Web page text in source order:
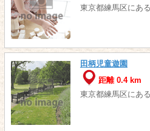
東京都練馬区にあ
田柄児童遊園
距離 0.4 km
東京都練馬区にあ